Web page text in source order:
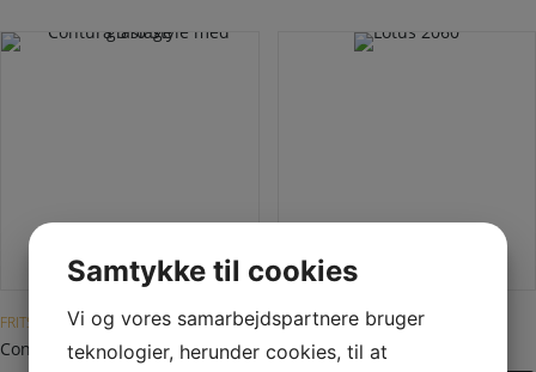
Dette vare har flere varianter. Mulighederne kan vælges på varesiden
FRITSTÅENDE BRÆNDEOVN
Contura 510 Style med glaslåge
LOTUS 2000-SERIEN
Lotus 2060
Samtykke til cookies
Vi og vores samarbejdspartnere bruger
teknologier, herunder cookies, til at